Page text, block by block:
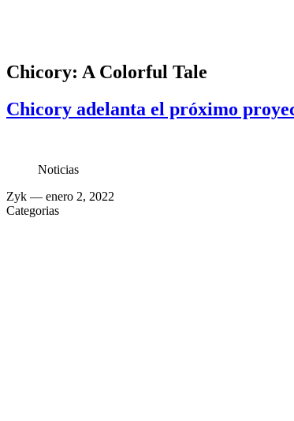
Chicory: A Colorful Tale
Chicory adelanta el próximo
Noticias
Zyk — enero 2, 2022
Categorias